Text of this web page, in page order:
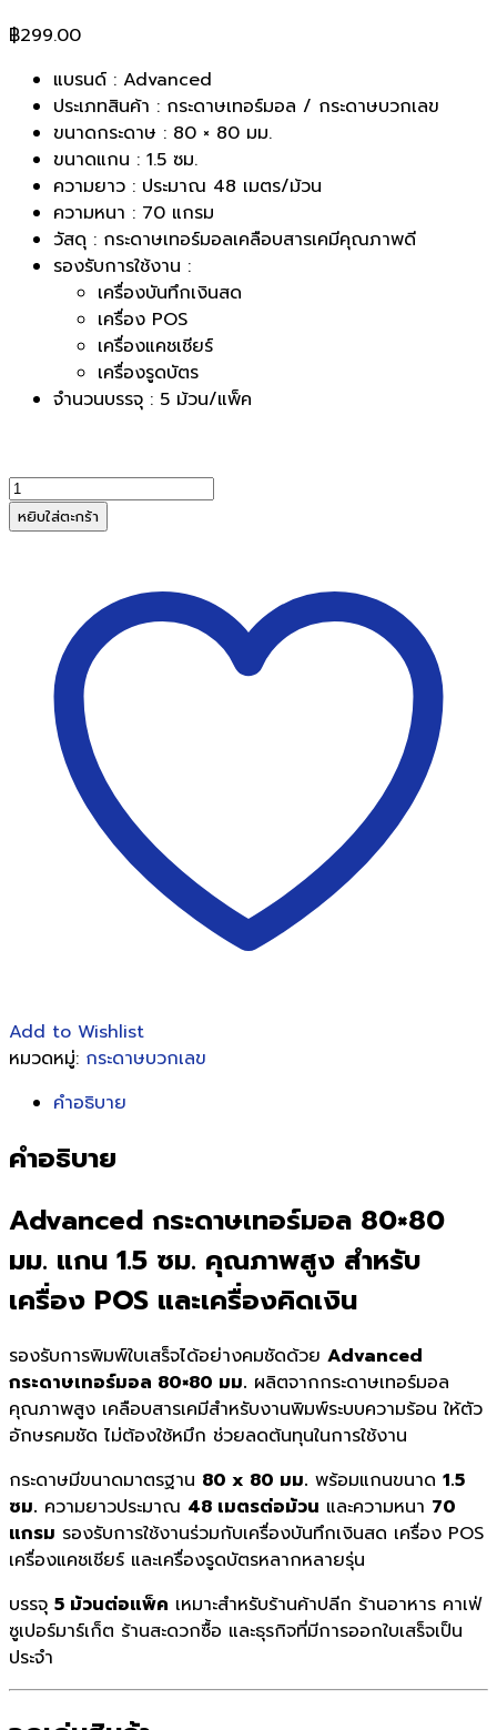
฿299.00
แบรนด์ : Advanced
ประเภทสินค้า : กระดาษเทอร์มอล / กระดาษบวกเลข
ขนาดกระดาษ : 80 × 80 มม.
ขนาดแกน : 1.5 ซม.
ความยาว : ประมาณ 48 เมตร/ม้วน
ความหนา : 70 แกรม
วัสดุ : กระดาษเทอร์มอลเคลือบสารเคมีคุณภาพดี
รองรับการใช้งาน :
เครื่องบันทึกเงินสด
เครื่อง POS
เครื่องแคชเชียร์
เครื่องรูดบัตร
จำนวนบรรจุ : 5 ม้วน/แพ็ค
จำนวน
Advanced
กระดาษ
หยิบใส่ตะกร้า
Add to Wishlist
หมวดหมู่: กระดาษบวกเลข
คำอธิบาย
คำอธิบาย
Advanced กระดาษเทอร์มอล 80×80
มม. แกน 1.5 ซม. คุณภาพสูง สำหรับ
เครื่อง POS และเครื่องคิดเงิน
รองรับการพิมพ์ใบเสร็จได้อย่างคมชัดด้วย Advanced
กระดาษเทอร์มอล 80×80 มม. ผลิตจากกระดาษเทอร์มอล
คุณภาพสูง เคลือบสารเคมีสำหรับงานพิมพ์ระบบความร้อน ให้ตัว
อักษรคมชัด ไม่ต้องใช้หมึก ช่วยลดต้นทุนในการใช้งาน
กระดาษมีขนาดมาตรฐาน 80 x 80 มม. พร้อมแกนขนาด 1.5
ซม. ความยาวประมาณ 48 เมตรต่อม้วน และความหนา 70
แกรม รองรับการใช้งานร่วมกับเครื่องบันทึกเงินสด เครื่อง POS
เครื่องแคชเชียร์ และเครื่องรูดบัตรหลากหลายรุ่น
บรรจุ 5 ม้วนต่อแพ็ค เหมาะสำหรับร้านค้าปลีก ร้านอาหาร คาเฟ่
ซูเปอร์มาร์เก็ต ร้านสะดวกซื้อ และธุรกิจที่มีการออกใบเสร็จเป็น
ประจำ